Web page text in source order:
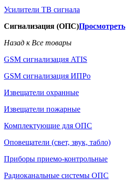
Усилители ТВ сигнала
Сигнализация (ОПС)Просмотреть
Назад к Все товары
GSM сигнализация ATIS
GSM сигнализация ИПРо
Извещатели охранные
Извещатели пожарные
Комплектующие для ОПС
Оповещатели (свет, звук, табло)
Приборы приемо-контрольные
Радиоканальные системы ОПС